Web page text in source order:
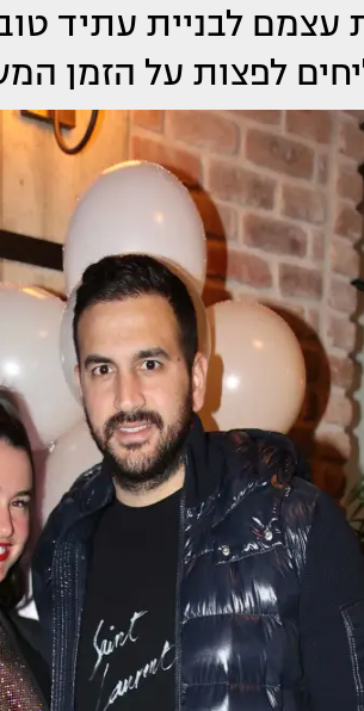
לבניית עתיד
לפצות על הזמן